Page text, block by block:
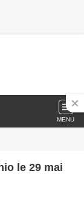
MENU
le 29 mai